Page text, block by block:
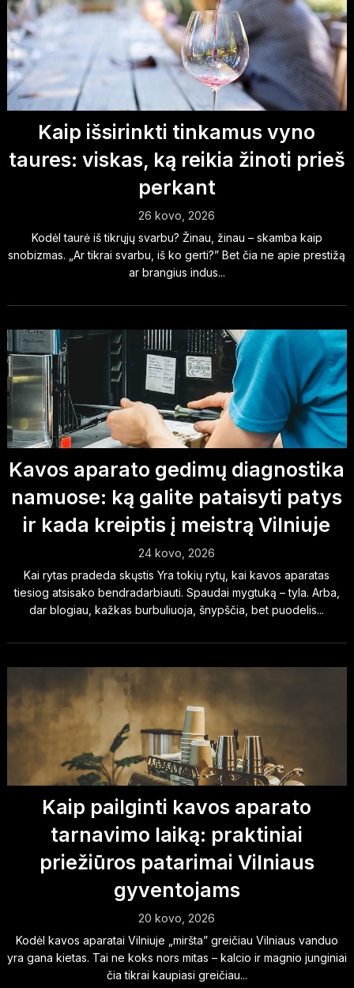
Kaip išsirinkti tinkamus vyno
taures: viskas, ką reikia žinoti prieš
perkant
26 kovo, 2026
Kodėl taurė iš tikrųjų svarbu? Žinau, žinau – skamba kaip
snobizmas. „Ar tikrai svarbu, iš ko gerti?” Bet čia ne apie prestižą
ar brangius indus...
Kavos aparato gedimų diagnostika
namuose: ką galite pataisyti patys
ir kada kreiptis į meistrą Vilniuje
24 kovo, 2026
Kai rytas pradeda skųstis Yra tokių rytų, kai kavos aparatas
tiesiog atsisako bendradarbiauti. Spaudai mygtuką – tyla. Arba,
dar blogiau, kažkas burbuliuoja, šnypščia, bet puodelis...
Kaip pailginti kavos aparato
tarnavimo laiką: praktiniai
priežiūros patarimai Vilniaus
gyventojams
20 kovo, 2026
Kodėl kavos aparatai Vilniuje „miršta” greičiau Vilniaus vanduo
yra gana kietas. Tai ne koks nors mitas – kalcio ir magnio junginiai
čia tikrai kaupiasi greičiau...